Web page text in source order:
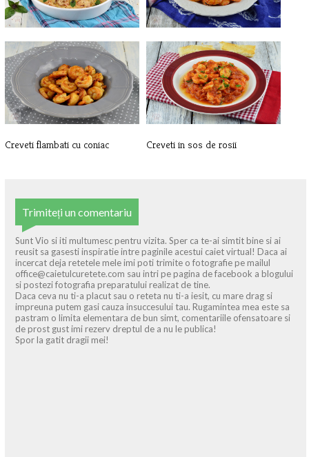
Creveti in sos de parmezan Creveti in sos de vin
Creveti flambati cu coniac Creveti in sos de rosii
Trimiteți un comentariu
Sunt Vio si iti multumesc pentru vizita. Sper ca te-ai simtit bine si ai
reusit sa gasesti inspiratie intre paginile acestui caiet virtual! Daca ai
incercat deja retetele mele imi poti trimite o fotografie pe mailul
office@caietulcuretete.com sau intri pe pagina de facebook a blogului
si postezi fotografia preparatului realizat de tine.
Daca ceva nu ti-a placut sau o reteta nu ti-a iesit, cu mare drag si
impreuna putem gasi cauza insuccesului tau. Rugamintea mea este sa
pastram o limita elementara de bun simt, comentariile ofensatoare si
de prost gust imi rezerv dreptul de a nu le publica!
Spor la gatit dragii mei!